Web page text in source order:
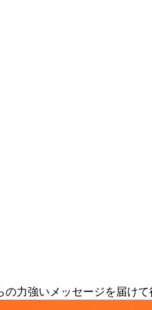
力強いメッセージを届けて